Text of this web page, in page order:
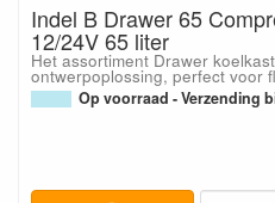
Indel B Drawer 65
12/24V 65 liter
Het assortiment Drawer
ontwerpoplossing, perfect voor
Op voorraad - Verzending